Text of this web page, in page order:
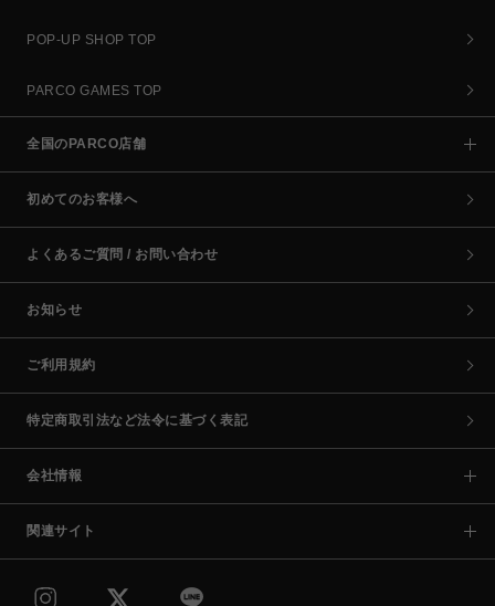
POP-UP SHOP TOP
PARCO GAMES TOP
全国のPARCO店舗
初めてのお客様へ
よくあるご質問 / お問い合わせ
お知らせ
ご利用規約
特定商取引法など法令に基づく表記
会社情報
関連サイト